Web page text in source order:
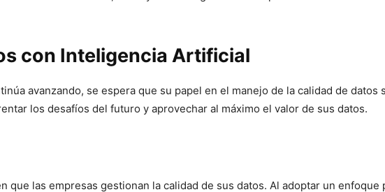
con Inteligencia Artificial
avanzando, se espera que su papel en el manejo de la calidad de datos
los desafíos del futuro y aprovechar al máximo el valor de sus datos.
que las empresas gestionan la calidad de sus datos. Al adoptar un